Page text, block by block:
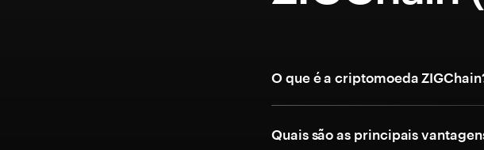
O que é a criptomoeda
Quais são as principais